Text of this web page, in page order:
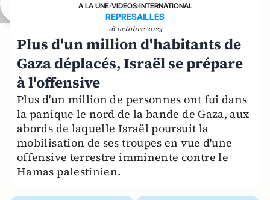
A LA UNE›VIDÉOS›INTERNATIONAL
REPRESAILLES
16 octobre 2023
Plus d'un million d'habitants de
Gaza déplacés, Israël se prépare
à l'offensive
Plus d'un million de personnes ont fui dans
la panique le nord de la bande de Gaza, aux
abords de laquelle Israël poursuit la
mobilisation de ses troupes en vue d'une
offensive terrestre imminente contre le
Hamas palestinien.